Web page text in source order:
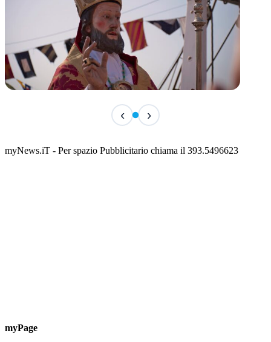
San Basso 2026 - il programma delle feste
‹ ›
myNews.iT - Per spazio Pubblicitario chiama il 393.5496623
myPage